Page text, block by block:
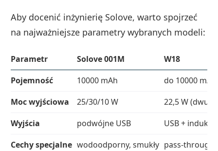
Aby docenić inżynierię Solove, warto spojrzeć
na najważniejsze parametry wybranych modeli:
Parametr Solove 001M
W18
Pojemność
10000 mAh
do 10000
Moc wyjściowa
25/30/10 W
22,5 W
Wyjścia
podwójne USB
USB +
Cechy specjalne wodoodporny, smukły pass‑through